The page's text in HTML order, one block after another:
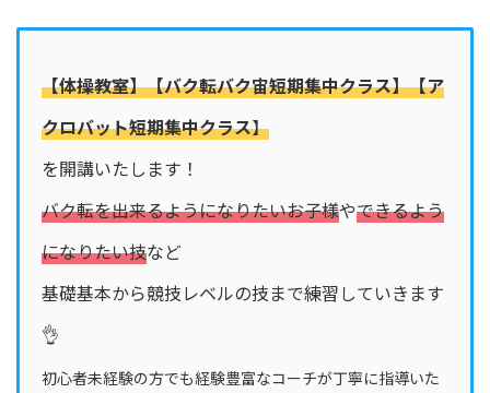
【体操教室】【バク転バク宙短期集中クラス】【ア
クロバット短期集中クラス】
を開講いたします！
バク転を出来るようになりたいお子様やできるよう
になりたい技など
基礎基本から競技レベルの技まで練習していきます
👌
初心者未経験の方でも経験豊富なコーチが丁寧に指導いた